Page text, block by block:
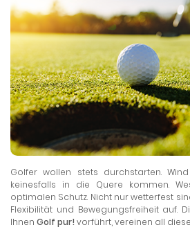
Golfer wollen stets durchstarten.
keinesfalls in die Quere kommen.
optimalen Schutz. Nicht nur wetterfest
Flexibilität und Bewegungsfreiheit auf.
Ihnen Golf pur! vorführt, vereinen all